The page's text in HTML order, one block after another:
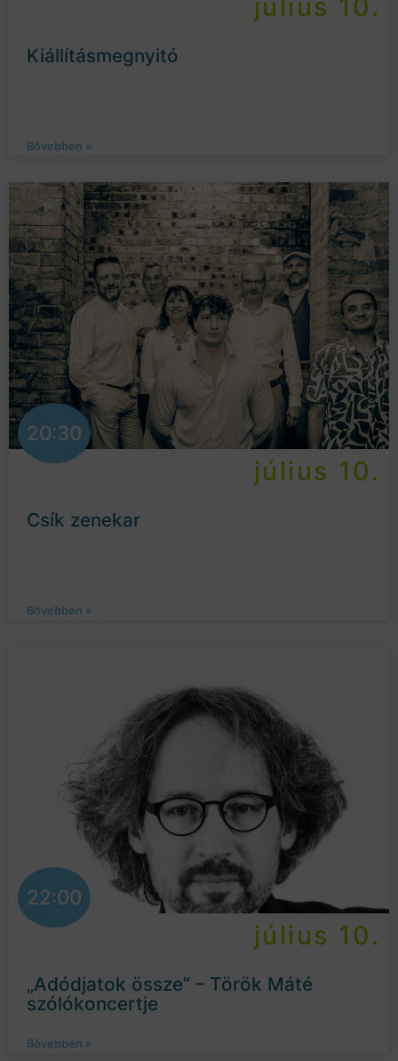
július 10.
Kiállításmegnyitó
Bővebben »
20:30
július 10.
Csík zenekar
Bővebben »
22:00
július 10.
„Adódjatok össze” – Török Máté
szólókoncertje
Bővebben »